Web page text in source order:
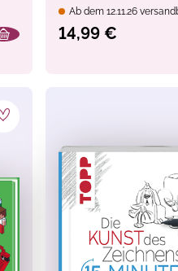
Ab dem 12.11.26
14,99 €